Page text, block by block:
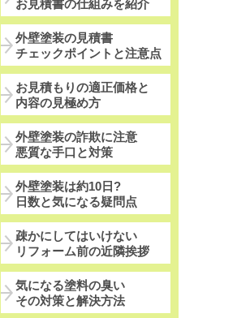
お見積書の仕組みを紹介
外壁塗装の見積書
チェックポイントと注意点
お見積もりの適正価格と
内容の見極め方
外壁塗装の詐欺に注意
悪質な手口と対策
外壁塗装は約10日?
日数と気になる疑問点
疎かにしてはいけない
リフォーム前の近隣挨拶
気になる塗料の臭い
その対策と解決方法